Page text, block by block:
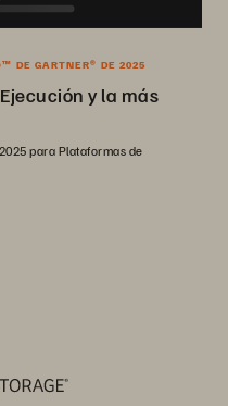
DE GARTNER® DE 2025
y la más
para Plataformas de